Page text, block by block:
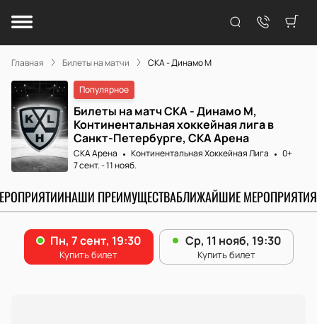
Главная Билеты на матчи СКА - Динамо М
Популярное
Билеты на матч СКА - Динамо М,
Континентальная хоккейная лига в
Санкт-Петербурге, СКА Арена
СКА Арена Континентальная Хоккейная Лига
0+
7 сент.-11 нояб.
НАШИ ПРЕИМУЩЕСТВАБЛИЖАЙШИЕ МЕРОПРИЯТИЯ